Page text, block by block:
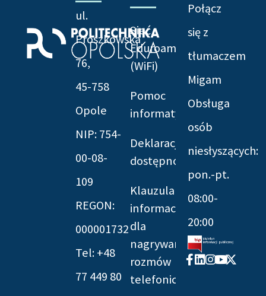
ul.
Prószkowska
76,
45-758
Opole
NIP: 754-
00-08-
109
REGON:
000001732
Tel: +48
77 449 80
Sieć
Eduroam
(WiFi)
Pomoc
informatyczna
Deklaracja
dostępności
Klauzula
informacyjna
dla
nagrywania
rozmów
telefonicznych
Połącz
się z
tłumaczem
Migam
Obsługa
osób
niesłyszących:
pon.-pt.
08:00-
20:00
Facebook-
f
Linkedin
Instagram
Youtube
X-
twitter